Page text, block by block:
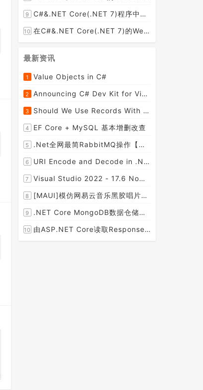
9 C#&.NET Core(.NET 7)程序中使用Flurl下载文件时如何实现实时报告当前的下载进度？
10 在C#&.NET Core(.NET 7)的Web API程序中，如何从数据库加载并动态设置cors允许跨域的域名列表呢？
最新资讯
1 Value Objects in C#
2 Announcing C# Dev Kit for Visual Studio Code
3 Should We Use Records With EF Core as Model Classes?
4 EF Core + MySQL 基本增删改查
5 .Net全网最简RabbitMQ操作【强烈推荐】
6 URI Encode and Decode in .NET
7 Visual Studio 2022 - 17.6 Now Available
8 [MAUI]模仿网易云音乐黑胶唱片的交互实现
9 .NET Core MongoDB数据仓储和工作单元模式实操
10 由ASP.NET Core读取Response.Body引发的思考